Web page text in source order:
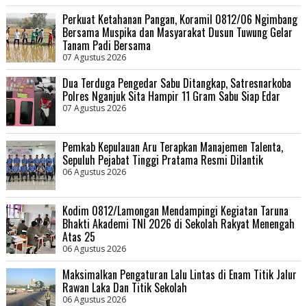
Perkuat Ketahanan Pangan, Koramil 0812/06 Ngimbang
Bersama Muspika dan Masyarakat Dusun Tuwung Gelar
Tanam Padi Bersama
07 Agustus 2026
Dua Terduga Pengedar Sabu Ditangkap, Satresnarkoba
Polres Nganjuk Sita Hampir 11 Gram Sabu Siap Edar
07 Agustus 2026
Pemkab Kepulauan Aru Terapkan Manajemen Talenta,
Sepuluh Pejabat Tinggi Pratama Resmi Dilantik
06 Agustus 2026
Kodim 0812/Lamongan Mendampingi Kegiatan Taruna
Bhakti Akademi TNI 2026 di Sekolah Rakyat Menengah
Atas 25
06 Agustus 2026
Maksimalkan Pengaturan Lalu Lintas di Enam Titik Jalur
Rawan Laka Dan Titik Sekolah
06 Agustus 2026